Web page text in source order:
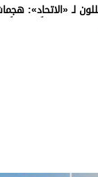
لـ «الاتحاد»:
تهديداً متزايداً